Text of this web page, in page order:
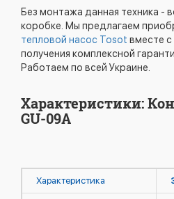
Без монтажа данная техника -
коробке. Мы предлагаем
тепловой насос Tosot вместе
получения комплексной
Работаем по всей Украине.
Характеристики:
GU-09A
Характеристика